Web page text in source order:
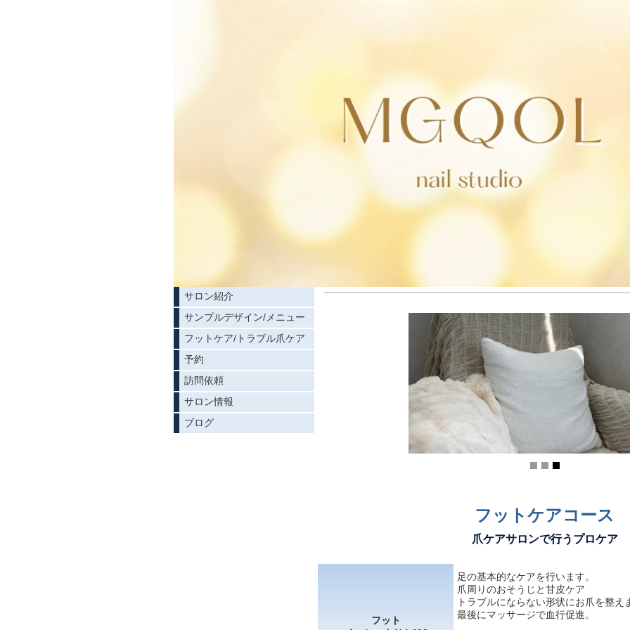
フットケアコース
爪ケアサロンで行うプロケア
フット
足の基本的なケアを行います。
爪周りのおそうじと甘皮ケア
トラブルにならない形状にお爪を整え
最後にマッサージで血行促進。
サロン紹介
サンプルデザイン/メニュー
フットケア/トラブル爪ケア
予約
訪問依頼
サロン情報
ブログ